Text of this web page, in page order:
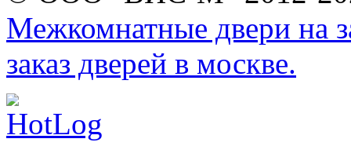
Межкомнатные двери на
заказ дверей в москве.